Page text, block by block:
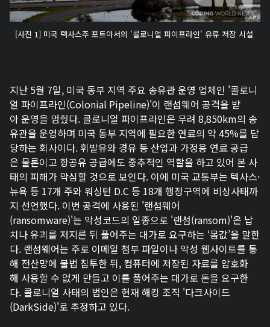
[사진 1] 미국 텍사스주 포트아서의 '콜로니얼 파이프라인' 유류 저장 시설
지난 5월 7일, 미국 동부 지역 주요 송유관 운영 업체인 '콜로니
얼 파이프라인(Colonial Pipeline)'이 랜섬웨어 공격을 받
아 운영을 멈췄다. 콜로니얼 파이프라인은 무려 8,850km의 송
유관을 운영하며 미국 동부 지역에 필요한 연료의 약 45%를 담
당하는 회사이다. 휘발유와 경유 등 산업과 가정용 연료 공급
은 물론이고 항공유 공급에도 중추적인 역할을 하고 있어 본 사
태의 피해가 막심할 것으로 보인다. 이에 미국 교통부는 텍사스·
뉴욕 등 17개 주와 워싱턴 D.C 등 18개 행정구역에 비상사태까
지 선언했다. 이번 공격에 사용된 '랜섬웨어
(ransomware)'는 악성코드의 일종으로 '랜섬(ransom)'은 납
치나 유괴를 저지른 뒤 풀어주는 대가로 요구하는 ‘몸값’을 말한
다. 랜섬웨어는 주로 이메일 첨부 파일이나 악성 웹사이트를 통
해 전산망에 불법 침투한 뒤, 컴퓨터에 저장된 자료를 암호화
해 사용할 수 없게 만들고 이를 풀어주는 대가로 돈을 요구한
다. 콜로니얼 사태의 범인은 현재 해킹 조직 '다크사이드
(DarkSide)'로 추정하고 있다.